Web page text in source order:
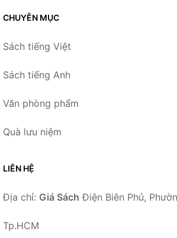
CHUYÊN MỤC
Sách tiếng Việt
Sách tiếng Anh
Văn phòng phẩm
Quà lưu niệm
LIÊN HỆ
Địa chỉ: Giá Sách Điện Biên Phủ,
Tp.HCM